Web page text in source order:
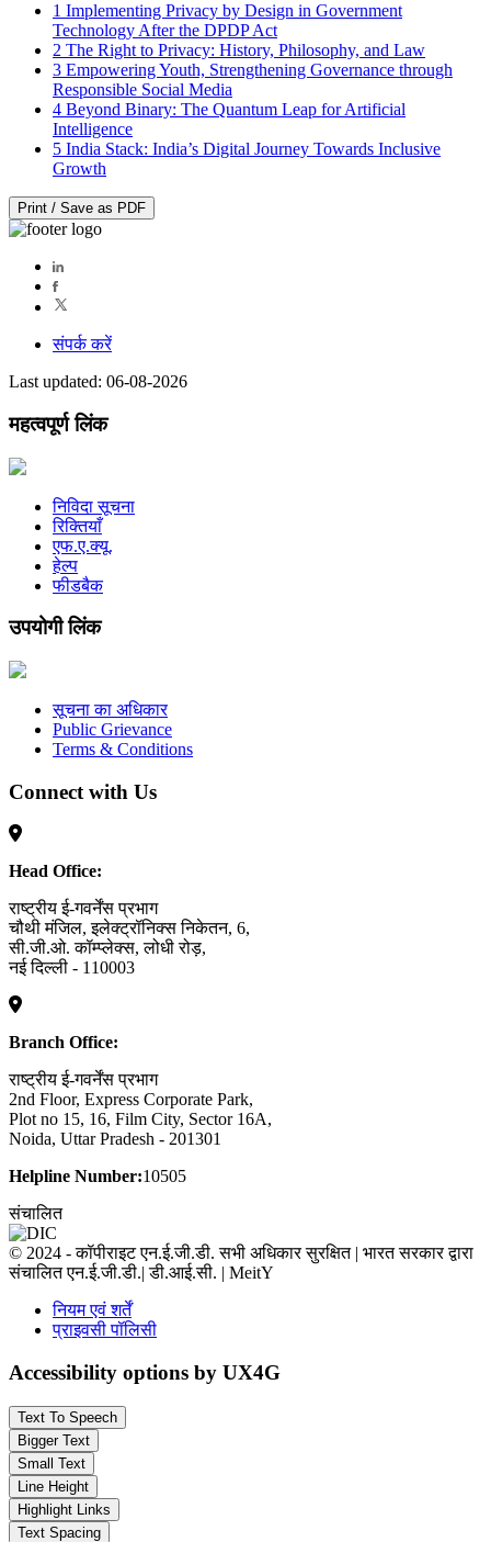
1 Implementing Privacy by Design in Government
Technology After the DPDP Act
2 The Right to Privacy: History, Philosophy, and Law
3 Empowering Youth, Strengthening Governance through
Responsible Social Media
4 Beyond Binary: The Quantum Leap for Artificial
Intelligence
5 India Stack: India’s Digital Journey Towards Inclusive
Growth
Print / Save as PDF
संपर्क करें
Last updated: 06-08-2026
महत्वपूर्ण लिंक
निविदा सूचना
रिक्तियाँ
एफ.ए.क्यू.
हेल्प
फीडबैक
उपयोगी लिंक
सूचना का अधिकार
Public Grievance
Terms & Conditions
Connect with Us
Head Office:
राष्ट्रीय ई-गवर्नेंस प्रभाग
चौथी मंजिल, इलेक्ट्रॉनिक्स निकेतन, 6,
सी.जी.ओ. कॉम्प्लेक्स, लोधी रोड़,
नई दिल्ली - 110003
Branch Office:
राष्ट्रीय ई-गवर्नेंस प्रभाग
2nd Floor, Express Corporate Park,
Plot no 15, 16, Film City, Sector 16A,
Noida, Uttar Pradesh - 201301
Helpline Number:10505
संचालित
© 2024 - कॉपीराइट एन.ई.जी.डी. सभी अधिकार सुरक्षित | भारत सरकार द्वारा
संचालित एन.ई.जी.डी.| डी.आई.सी. | MeitY
नियम एवं शर्तें
प्राइवसी पॉलिसी
Accessibility options by UX4G
Text To Speech
Bigger Text
Small Text
Line Height
Highlight Links
Text Spacing